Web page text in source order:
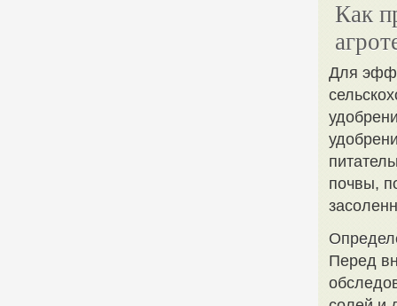
Как
Для
почвы,
Перед